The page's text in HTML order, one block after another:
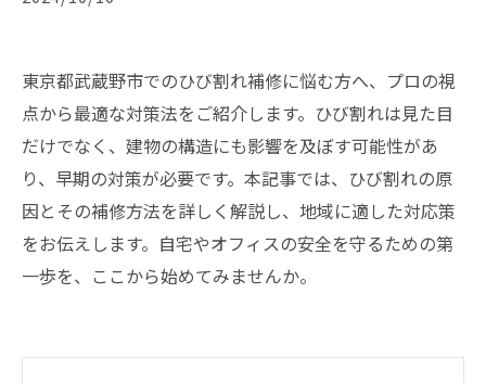
東京都武蔵野市でのひび割れ補修に悩む方へ、プロの視
点から最適な対策法をご紹介します。ひび割れは見た目
だけでなく、建物の構造にも影響を及ぼす可能性があ
り、早期の対策が必要です。本記事では、ひび割れの原
因とその補修方法を詳しく解説し、地域に適した対応策
をお伝えします。自宅やオフィスの安全を守るための第
一歩を、ここから始めてみませんか。